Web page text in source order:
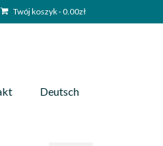
Twój koszyk-0.00zł
Deutsch